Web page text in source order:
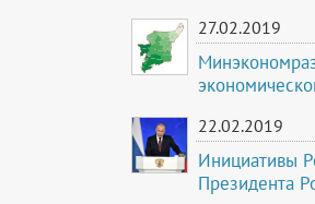
27.02.2019
22.02.2019
Инициативы
Президента